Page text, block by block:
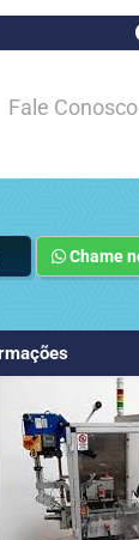
Fale Conosco
Chame